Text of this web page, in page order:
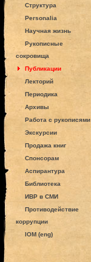
Структура
Personalia
Научная жизнь
Рукописные
сокровища
Публикации
Лекторий
Периодика
Архивы
Работа с рукописями
Экскурсии
Продажа книг
Спонсорам
Аспирантура
Библиотека
ИВР в СМИ
Противодействие
коррупции
IOM (eng)